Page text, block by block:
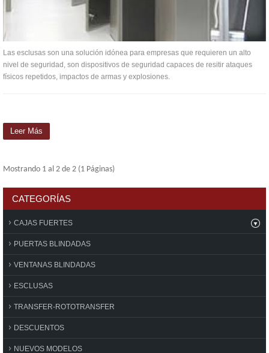
Las esclusas son una solución idónea para empresas que requieren un alto
nivel de seguridad, son dispositivos de seguridad capaces de resitir ataques
físicos repetidos, impactos de armas y explosiones.
Leer Más
Mostrando 1 al 2 de 2 (1 Páginas)
CATEGORÍAS
CAJAS FUERTES
PUERTAS BLINDADAS
VENTANAS BLINDADAS
ESCLUSAS
TRANSFER-ROTOTRANSFER
DESCUENTOS
NUEVOS MODELOS